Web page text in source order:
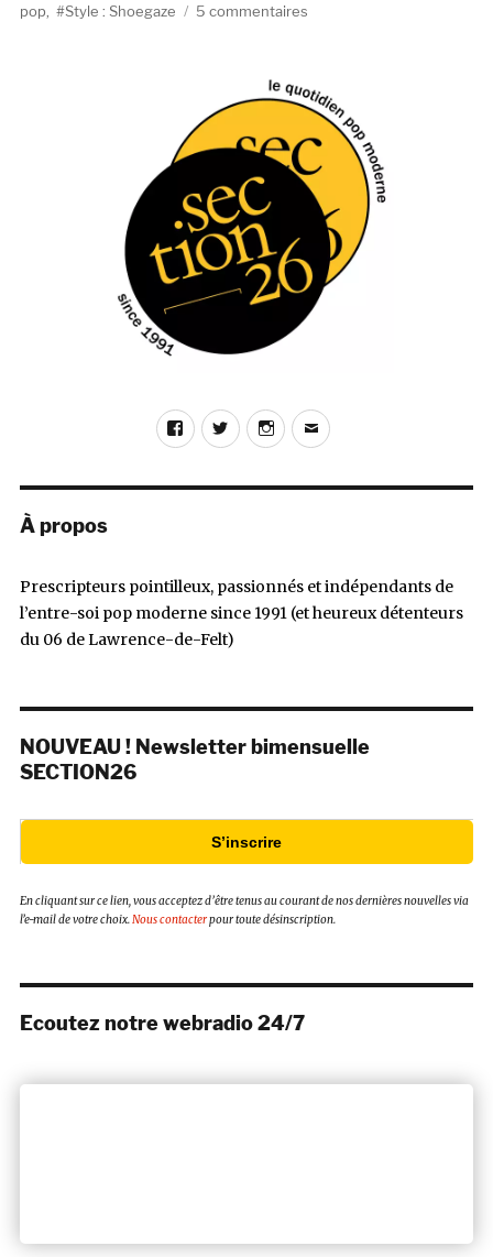
pop
Style : Shoegaze 5 commentaires
(KMS
Disques)
FacebookTwitterInstagram
E-
À propos
Prescripteurs pointilleux, passionnés et indépendants de
l’entre-soi pop moderne since 1991 (et heureux détenteurs
du 06 de Lawrence-de-Felt)
NOUVEAU ! Newsletter bimensuelle
SECTION26
S’inscrire
En cliquant sur ce lien, vous acceptez d’être tenus au courant de nos dernières nouvelles via
l’e-mail de votre choix.Nous contacterpour toute désinscription.
Ecoutez notre webradio 24/7